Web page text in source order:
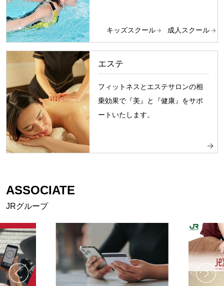
キッズスクール 成人スクール
エステ
フィットネスとエステサロンの相
乗効果で『美』と『健康』をサポ
ートいたします。
ASSOCIATE
JRグループ